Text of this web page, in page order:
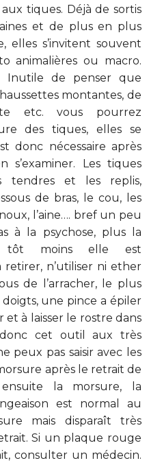
tiques. Déjà de sortis
et de plus en plus
elles s’invitent souvent
animalières ou macro.
Inutile de penser que
montantes, de
etc. vous pourrez
des tiques, elles se
donc nécessaire après
s’examiner. Les tiques
tendres et les replis,
de bras, le cou, les
l’aine…. bref un peu
à la psychose, plus la
tôt moins elle est
n’utiliser ni ether
de l’arracher, le plus
une pince a épiler
à laisser le rostre dans
cet outil aux très
peux pas saisir avec les
après le retrait de
la morsure, la
est normal au
mais disparaît très
Si un plaque rouge
consulter un médecin.